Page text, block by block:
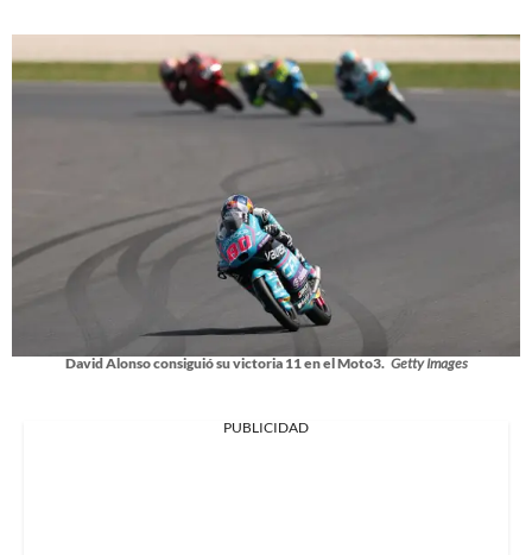
David Alonso consiguió su victoria 11 en el Moto3. Getty Images
PUBLICIDAD